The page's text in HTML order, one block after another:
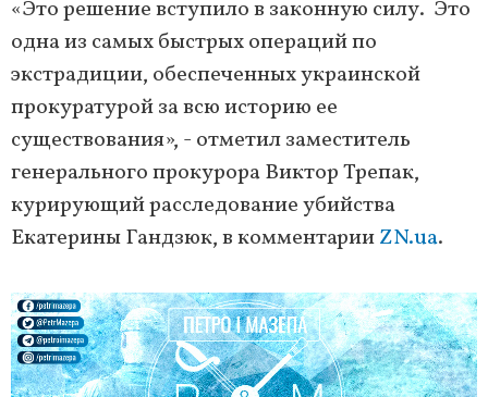
«Это решение вступило в законную силу. Это
одна из самых быстрых операций по
экстрадиции, обеспеченных украинской
прокуратурой за всю историю ее
существования», - отметил заместитель
генерального прокурора Виктор Трепак,
курирующий расследование убийства
Екатерины Гандзюк, в комментарииZN.ua.